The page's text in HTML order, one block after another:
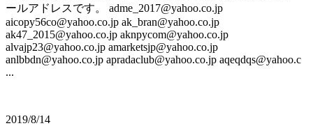
ールアドレスです。 adme_2017@yahoo.co.jp
aicopy56co@yahoo.co.jp ak_bran@yahoo.co.jp
ak47_2015@yahoo.co.jp aknpycom@yahoo.co.jp
alvajp23@yahoo.co.jp amarketsjp@yahoo.co.jp
anlbbdn@yahoo.co.jp apradaclub@yahoo.co.jp aqeqdqs@yahoo.c
...
2019/8/14